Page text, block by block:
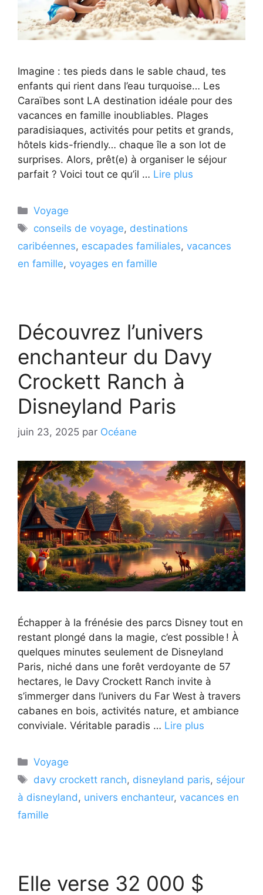
Imagine : tes pieds dans le sable chaud, tes
enfants qui rient dans l’eau turquoise… Les
Caraïbes sont LA destination idéale pour des
vacances en famille inoubliables. Plages
paradisiaques, activités pour petits et grands,
hôtels kids-friendly… chaque île a son lot de
surprises. Alors, prêt(e) à organiser le séjour
parfait ? Voici tout ce qu’il … Lire plus
Catégories
Voyage
Étiquettes
conseils de voyage, destinations
caribéennes, escapades familiales, vacances
en famille, voyages en famille
Découvrez l’univers
enchanteur du Davy
Crockett Ranch à
Disneyland Paris
juin 23, 2025 par Océane
Échapper à la frénésie des parcs Disney tout en
restant plongé dans la magie, c’est possible ! À
quelques minutes seulement de Disneyland
Paris, niché dans une forêt verdoyante de 57
hectares, le Davy Crockett Ranch invite à
s’immerger dans l’univers du Far West à travers
cabanes en bois, activités nature, et ambiance
conviviale. Véritable paradis … Lire plus
Catégories
Voyage
Étiquettes
davy crockett ranch, disneyland paris, séjour
à disneyland, univers enchanteur, vacances en
famille
Elle verse 32 000 $